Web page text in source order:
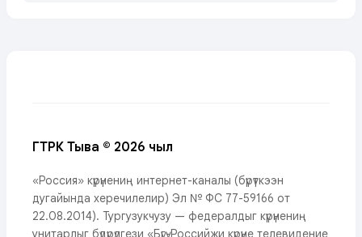
ГТРК Тыва © 2026 чыл
«Россия» күрүнениң интернет-каналы (бүрүткээн
дугайында херечилелир) Эл № ФС 77-59166 от
22.08.2014). Тургузукчузу — федералдыг күрүнениң
унитарлыг бүдүрүлгези «Бүгү-Российжи күрүне телевидение